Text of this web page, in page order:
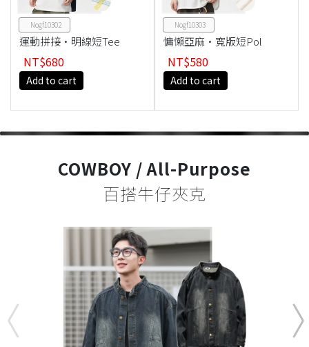
Nogf10302
運動拼接·明線短Tee
NT$680
Add to cart
Nogf10303
慵懶亞麻·寬版短Pol
NT$580
Add to cart
COWBOY / All-Purpose
百搭牛仔夾克